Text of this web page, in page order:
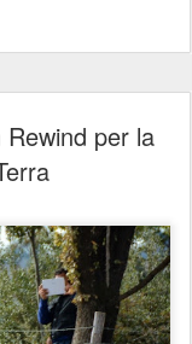
Rewind per la